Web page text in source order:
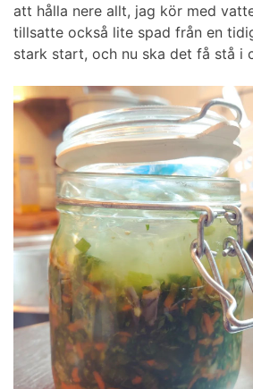
att hålla nere allt, jag kör med
tillsatte också lite spad från en
stark start, och nu ska det få stå i